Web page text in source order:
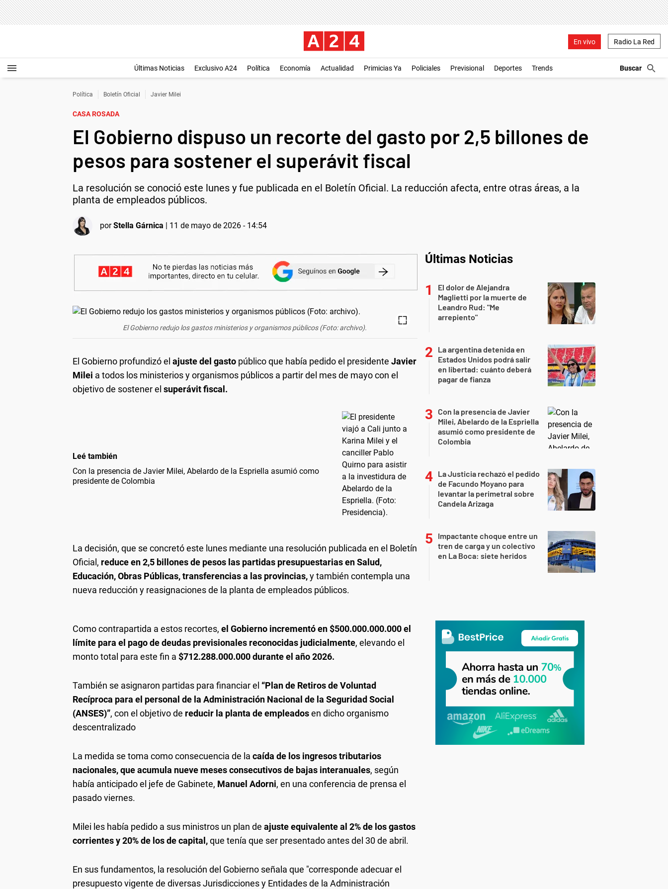
En vivo Radio La Red
Últimas Noticias Exclusivo A24 Política Economía Actualidad Primicias Ya Policiales Previsional Deportes Trends
Política Boletín Oficial Javier Milei
CASA ROSADA
El Gobierno dispuso un recorte del gasto por 2,5 billones de
pesos para sostener el superávit fiscal
La resolución se conoció este lunes y fue publicada en el Boletín Oficial. La reducción afecta, entre otras áreas, a la
planta de empleados públicos.
porStella Gárnica | 11 de mayo de 2026 - 14:54
El Gobierno redujo los gastos ministerios y organismos públicos (Foto: archivo).
El Gobierno profundizó el ajuste del gasto público que había pedido el presidente Javier
Milei a todos los ministerios y organismos públicos a partir del mes de mayo con el
objetivo de sostener el superávit fiscal.
Leé también
Con la presencia de Javier Milei, Abelardo de la Espriella asumió como
presidente de Colombia
La decisión, que se concretó este lunes mediante una resolución publicada en el Boletín
Oficial, reduce en 2,5 billones de pesos las partidas presupuestarias en Salud,
Educación, Obras Públicas, transferencias a las provincias,y también contempla una
nueva reducción y reasignaciones de la planta de empleados públicos.
Como contrapartida a estos recortes, el Gobierno incrementó en $500.000.000.000 el
límite para el pago de deudas previsionales reconocidas judicialmente, elevando el
monto total para este fin a $712.288.000.000 durante el año 2026.
También se asignaron partidas para financiar el “Plan de Retiros de Voluntad
Recíproca para el personal de la Administración Nacional de la Seguridad Social
(ANSES)”, con el objetivo de reducir la planta de empleadosen dicho organismo
descentralizado
La medida se toma como consecuencia de la caída de los ingresos tributarios
nacionales, que acumula nueve meses consecutivos de bajas interanuales, según
había anticipado el jefe de Gabinete, Manuel Adorni, en una conferencia de prensa el
pasado viernes.
Milei les había pedido a sus ministros un plan de ajuste equivalente al 2% de los gastos
corrientes y 20% de los de capital,que tenía que ser presentado antes del 30 de abril.
En sus fundamentos, la resolución del Gobierno señala que "corresponde adecuar el
presupuesto vigente de diversas Jurisdicciones y Entidades de la Administración
Últimas Noticias
El dolor de Alejandra
Maglietti por la muerte de
Leandro Rud: "Me
arrepiento"
La argentina detenida en
Estados Unidos podrá salir
en libertad: cuánto deberá
pagar de fianza
Con la presencia de Javier
Milei, Abelardo de la Espriella
asumió como presidente de
Colombia
La Justicia rechazó el pedido
de Facundo Moyano para
levantar la perimetral sobre
Candela Arizaga
Impactante choque entre un
tren de carga y un colectivo
en La Boca: siete heridos